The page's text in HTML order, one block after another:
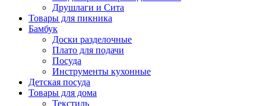
Друшлаги и Сита
Товары для пикника
Бамбук
Доски разделочные
Плато для подачи
Посуда
Инструменты кухонные
Детская посуда
Товары для дома
Текстиль